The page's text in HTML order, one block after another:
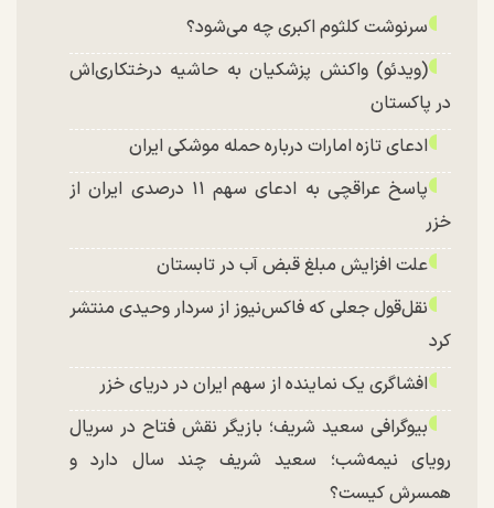
سرنوشت کلثوم اکبری چه می‌شود؟
(ویدئو) واکنش پزشکیان به حاشیه درختکاری‌اش
در پاکستان
ادعای تازه امارات درباره حمله موشکی ایران
پاسخ عراقچی به ادعای سهم ۱۱ درصدی ایران از
خزر
علت افزایش مبلغ قبض آب در تابستان
نقل‌قول جعلی که فاکس‌نیوز از سردار وحیدی منتشر
کرد
افشاگری یک نماینده از سهم ایران در دریای خزر
بیوگرافی سعید شریف؛ بازیگر نقش فتاح در سریال
رویای نیمه‌شب؛ سعید شریف چند سال دارد و
همسرش کیست؟